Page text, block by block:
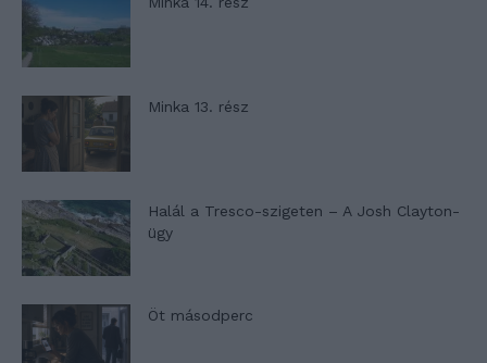
Minka 13. rész
Halál a Tresco-szigeten – A Josh Clayton-
ügy
Öt másodperc